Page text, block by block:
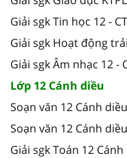
Giải sgk Tin học 12 -
Giải sgk Hoạt động
Giải sgk Âm nhạc 12 -
Lớp 12 Cánh diều
Soạn văn 12 Cánh
Soạn văn 12 Cánh
Giải sgk Toán 12